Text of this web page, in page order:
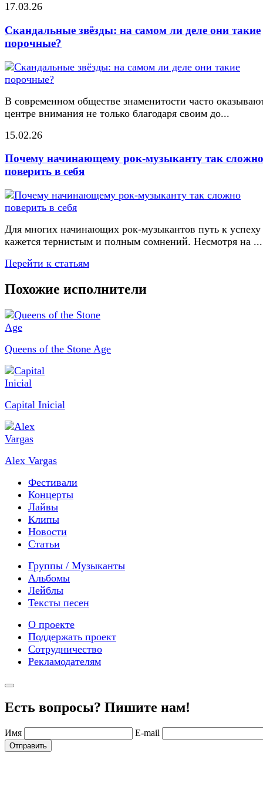
17.03.26
Скандальные звёзды: на самом ли деле они такие
порочные?
В современном обществе знаменитости часто
центре внимания не только благодаря своим до...
15.02.26
Почему начинающему рок-музыканту так сложно
поверить в себя
Для многих начинающих рок-музыкантов путь к успеху
кажется тернистым и полным сомнений. Несмотря на ...
Перейти к статьям
Похожие исполнители
Queens of the Stone Age
Capital Inicial
Alex Vargas
Фестивали
Концерты
Лайвы
Клипы
Новости
Статьи
Группы / Музыканты
Альбомы
Лейблы
Тексты песен
О проекте
Поддержать проект
Сотрудничество
Рекламодателям
Есть вопросы? Пишите нам!
Имя E-mail